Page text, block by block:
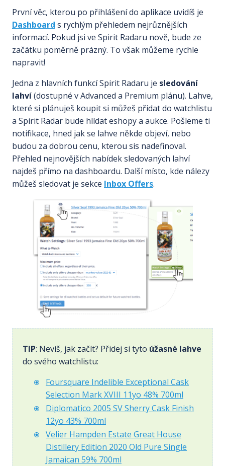
První věc, kterou po přihlášení do aplikace uvidíš je
Dashboard s rychlým přehledem nejrůznějších
informací. Pokud jsi ve Spirit Radaru nově, bude ze
začátku poměrně prázný. To však můžeme rychle
napravit!
Jedna z hlavních funkcí Spirit Radaru je sledování
lahví(dostupné v Advanced a Premium plánu). Lahve,
které si plánuješ koupit si můžeš přidat do watchlistu
a Spirit Radar bude hlídat eshopy a aukce. Pošleme ti
notifikace, hned jak se lahve někde objeví, nebo
budou za dobrou cenu, kterou sis nadefinoval.
Přehled nejnovějších nabídek sledovaných lahví
najdeš přímo na dashboardu. Další místo, kde nálezy
můžeš sledovat je sekce Inbox Offers.
TIP: Nevíš, jak začít? Přidej si tyto úžasné lahve
do svého watchlistu:
Foursquare Indelible Exceptional Cask
Selection Mark XVIII 11yo 48% 700ml
Diplomatico 2005 SV Sherry Cask Finish
12yo 43% 700ml
Velier Hampden Estate Great House
Distillery Edition 2020 Old Pure Single
Jamaican 59% 700ml